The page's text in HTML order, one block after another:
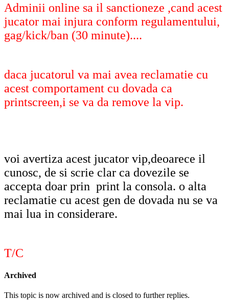
Adminii online sa il sanctioneze ,cand acest
jucator mai injura conform regulamentului,
gag/kick/ban (30 minute)....
daca jucatorul va mai avea reclamatie cu
acest comportament cu dovada ca
printscreen,i se va da remove la vip.
voi avertiza acest jucator vip,deoarece il
cunosc, de si scrie clar ca dovezile se
accepta doar prin print la consola. o alta
reclamatie cu acest gen de dovada nu se va
mai lua in considerare.
T/C
Archived
This topic is now archived and is closed to further replies.